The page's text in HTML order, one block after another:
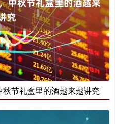
节礼盒里的酒越来越讲究